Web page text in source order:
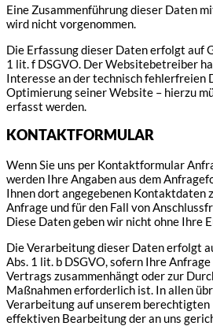
Eine Zusammenführung dieser Daten
wird nicht vorgenommen.
Die Erfassung dieser Daten erfolgt auf
1 lit. f DSGVO. Der Websitebetreiber
Interesse an der technisch fehlerfreien
Optimierung seiner Website – hierzu
erfasst werden.
KONTAKTFORMULAR
Wenn Sie uns per Kontaktformular
werden Ihre Angaben aus dem
Ihnen dort angegebenen Kontaktdaten
Anfrage und für den Fall von
Diese Daten geben wir nicht ohne Ihre
Die Verarbeitung dieser Daten erfolgt
Abs. 1 lit. b DSGVO, sofern Ihre
Vertrags zusammenhängt oder zur
Maßnahmen erforderlich ist. In allen
Verarbeitung auf unserem berechtigten
effektiven Bearbeitung der an uns